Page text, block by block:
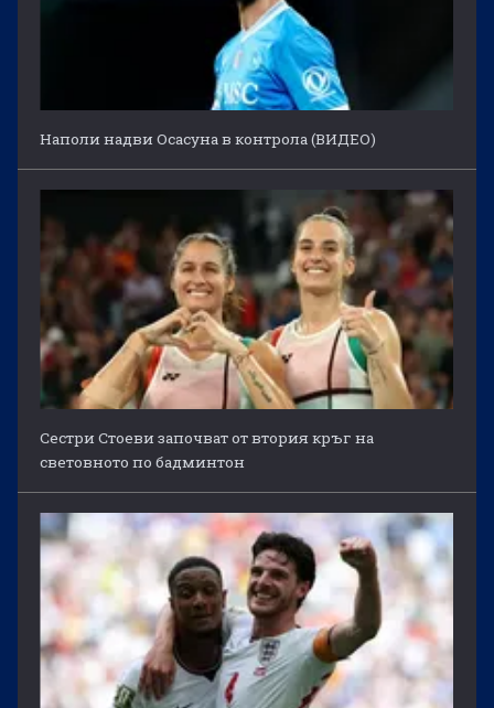
Наполи надви Осасуна в контрола (ВИДЕО)
Сестри Стоеви започват от втория кръг на
световното по бадминтон